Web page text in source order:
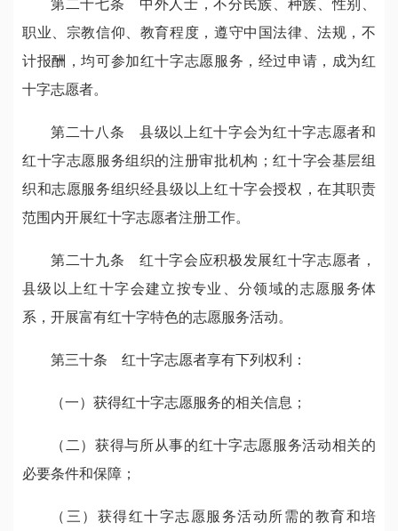
第二十七条 中外人士，不分民族、种族、性别、
职业、宗教信仰、教育程度，遵守中国法律、法规，不
计报酬，均可参加红十字志愿服务，经过申请，成为红
十字志愿者。
第二十八条 县级以上红十字会为红十字志愿者和
红十字志愿服务组织的注册审批机构；红十字会基层组
织和志愿服务组织经县级以上红十字会授权，在其职责
范围内开展红十字志愿者注册工作。
第二十九条 红十字会应积极发展红十字志愿者，
县级以上红十字会建立按专业、分领域的志愿服务体
系，开展富有红十字特色的志愿服务活动。
第三十条 红十字志愿者享有下列权利：
（一）获得红十字志愿服务的相关信息；
（二）获得与所从事的红十字志愿服务活动相关的
必要条件和保障；
（三）获得红十字志愿服务活动所需的教育和培